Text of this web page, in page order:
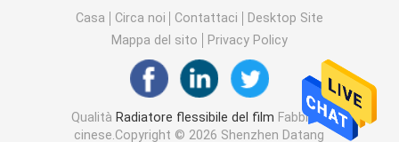
Radiatore flessibile su ordinazione
Film del riscaldamento di Graphene
Film di riscaldamento elettrico
Casa Circa noi Contattaci
Desktop Site
Mappa del sito
Privacy Policy
Qualità Radiatore flessibile del film Fabbrica
cinese.Copyright © 2026 Shenzhen Datang